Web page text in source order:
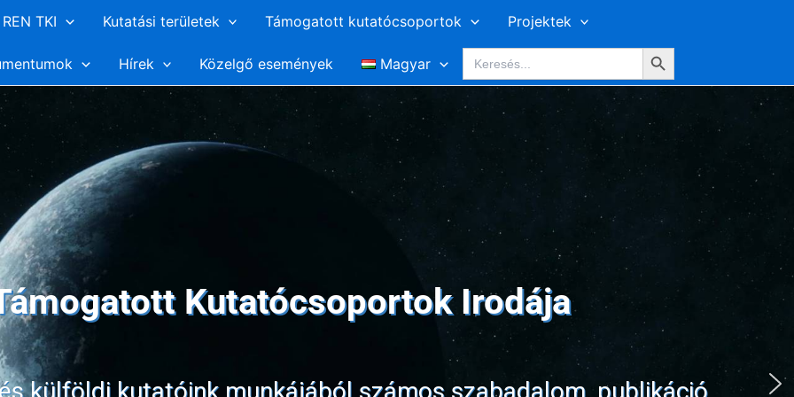
TKI Kutatási területek Támogatott kutatócsoportok Projektek
Hírek Közelgő események Magyar
Search
for:
Search Button
Kutatócsoportok Irodája
külföldi kutatóink munkájából számos szabadalom, publikáció